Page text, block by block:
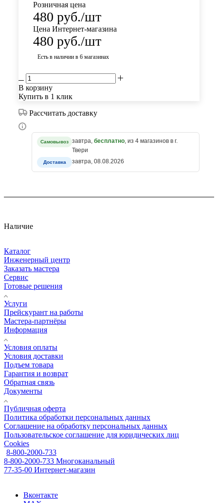
Розничная цена
480 руб./шт
Цена Интернет-магазина
480 руб./шт
Есть в наличии в 6 магазинах
В корзину
Купить в 1 клик
Рассчитать доставку
Самовывоз завтра, бесплатно, из 4 магазинов в г.
Твери
Доставка завтра, 08.08.2026
Наличие
Каталог
Инженерный центр
Заказать мастера
Сервис
Готовые решения
Услуги
Прейскурант на работы
Мастера-партнёры
Информация
Условия оплаты
Условия доставки
Подъем товара
Гарантия и возврат
Обратная связь
Документы
Публичная оферта
Политика обработки персональных данных
Соглашение на обработку персональных данных
Пользовательское соглашение для юридических лиц
Cookies
8-800-2000-733
8-800-2000-733 Многоканальный
77-35-00 Интернет-магазин
Вконтакте